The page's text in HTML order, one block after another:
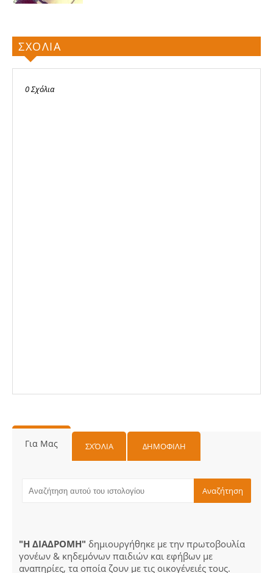
ΣΧΟΛΙΑ
0 Σχόλια
Για Μας ΣΧΌΛΙΑ ΔΗΜΟΦΙΛΗ
"Η ΔΙΑΔΡΟΜΗ" δημιουργήθηκε με την πρωτοβουλία
γονέων & κηδεμόνων παιδιών και εφήβων με
αναπηρίες, τα οποία ζουν με τις οικογένειές τους.